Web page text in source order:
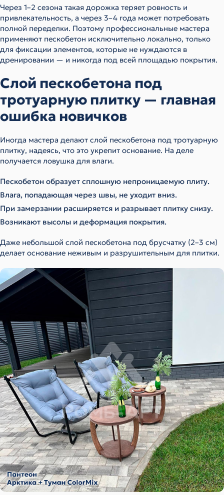
Через 1–2 сезона такая дорожка теряет ровность и
привлекательность, а через 3–4 года может потребовать
полной переделки. Поэтому профессиональные мастера
применяют пескобетон исключительно локально, только
для фиксации элементов, которые не нуждаются в
дренировании — и никогда под всей площадью покрытия.
Слой пескобетона под
тротуарную плитку — главная
ошибка новичков
Иногда мастера делают слой пескобетона под тротуарную
плитку, надеясь, что это укрепит основание. На деле
получается ловушка для влаги.
Пескобетон образует сплошную непроницаемую плиту.
Влага, попадающая через швы, не уходит вниз.
При замерзании расширяется и разрывает плитку снизу.
Возникают высолы и деформация покрытия.
Даже небольшой слой пескобетона под брусчатку (2–3 см)
делает основание неживым и разрушительным для плитки.